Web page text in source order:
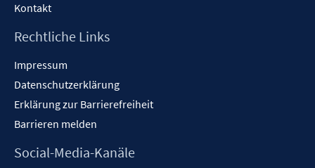
Kontakt
Rechtliche Links
Impressum
Datenschutzerklärung
Erklärung zur Barrierefreiheit
Barrieren melden
Social-Media-Kanäle